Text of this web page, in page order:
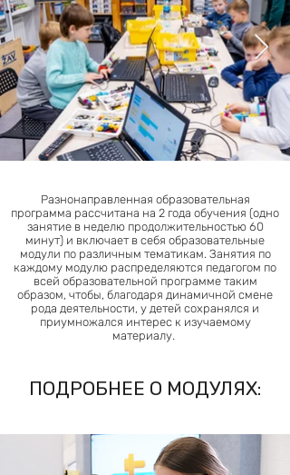
Разнонаправленная образовательная
программа рассчитана на 2 года обучения (одно
занятие в неделю продолжительностью 60
минут) и включает в себя образовательные
модули по различным тематикам. Занятия по
каждому модулю распределяются педагогом по
всей образовательной программе таким
образом, чтобы, благодаря динамичной смене
рода деятельности, у детей сохранялся и
приумножался интерес к изучаемому
материалу.
ПОДРОБНЕЕ О МОДУЛЯХ: